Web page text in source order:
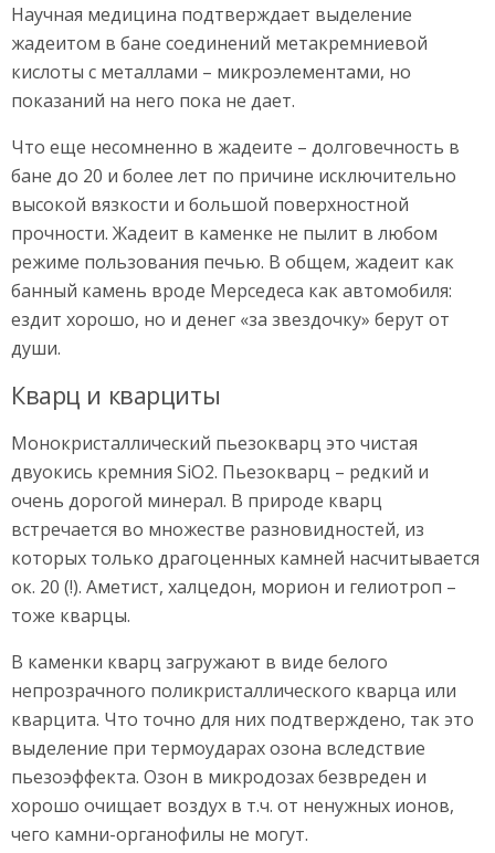
Научная медицина подтверждает выделение
жадеитом в бане соединений метакремниевой
кислоты с металлами – микроэлементами, но
показаний на него пока не дает.
Что еще несомненно в жадеите – долговечность в
бане до 20 и более лет по причине исключительно
высокой вязкости и большой поверхностной
прочности. Жадеит в каменке не пылит в любом
режиме пользования печью. В общем, жадеит как
банный камень вроде Мерседеса как автомобиля:
ездит хорошо, но и денег «за звездочку» берут от
души.
Кварц и кварциты
Монокристаллический пьезокварц это чистая
двуокись кремния SiO2. Пьезокварц – редкий и
очень дорогой минерал. В природе кварц
встречается во множестве разновидностей, из
которых только драгоценных камней насчитывается
ок. 20 (!). Аметист, халцедон, морион и гелиотроп –
тоже кварцы.
В каменки кварц загружают в виде белого
непрозрачного поликристаллического кварца или
кварцита. Что точно для них подтверждено, так это
выделение при термоударах озона вследствие
пьезоэффекта. Озон в микродозах безвреден и
хорошо очищает воздух в т.ч. от ненужных ионов,
чего камни-органофилы не могут.